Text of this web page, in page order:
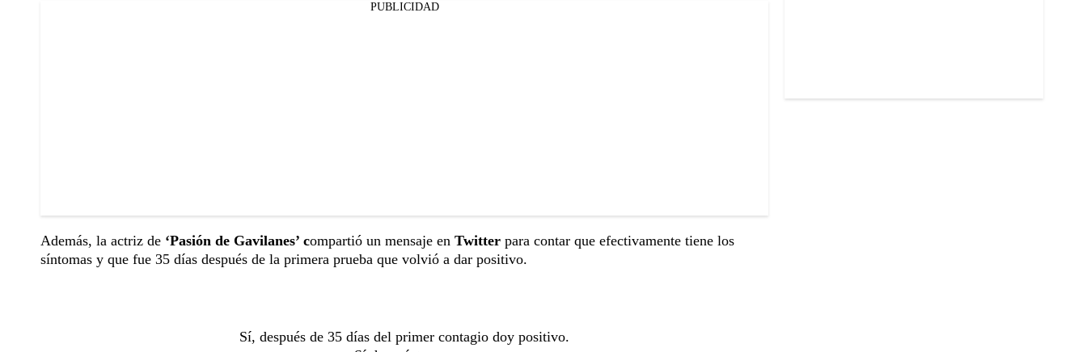
PUBLICIDAD
Además, la actriz de ‘Pasión de Gavilanes’ compartió un mensaje en Twitter para contar que efectivamente tiene los
síntomas y que fue 35 días después de la primera prueba que volvió a dar positivo.
Sí, después de 35 días del primer contagio doy positivo.